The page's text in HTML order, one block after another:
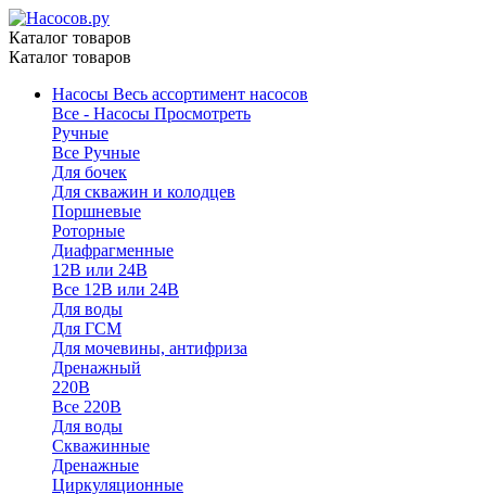
Каталог товаров
Каталог товаров
Насосы Весь ассортимент насосов
Все - Насосы Просмотреть
Ручные
Все Ручные
Для бочек
Для скважин и колодцев
Поршневые
Роторные
Диафрагменные
12В или 24В
Все 12В или 24В
Для воды
Для ГСМ
Для мочевины, антифриза
Дренажный
220В
Все 220В
Для воды
Скважинные
Дренажные
Циркуляционные